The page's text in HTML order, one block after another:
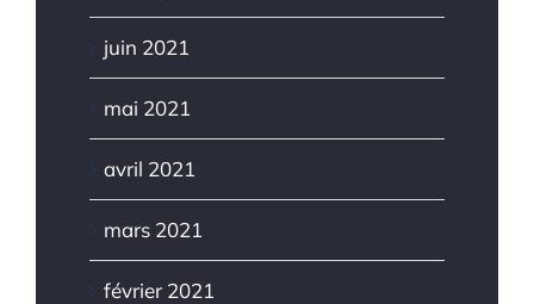
juin 2021
mai 2021
avril 2021
mars 2021
février 2021